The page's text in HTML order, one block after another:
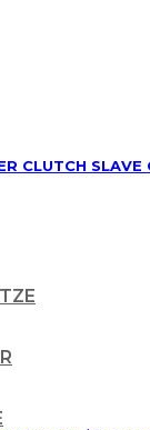
CLUTCH